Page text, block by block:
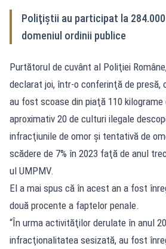
Poliţiştii au participat la
domeniul ordinii publice
Purtătorul de cuvânt al Poliţiei
declarat joi, într-o conferinţă de presă,
au fost scoase din piaţă 110 kilograme
aproximativ 20 de culturi ilegale
infracţiunile de omor şi tentativă de
scădere de 7% în 2023 faţă de anul
ul UMPMV.
El a mai spus că în acest an a fost
două procente a faptelor penale.
“În urma activităţilor derulate în anul
infracţionalitatea sesizată, au fost